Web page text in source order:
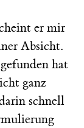
er mir
Absicht.
hat
ganz
schnell